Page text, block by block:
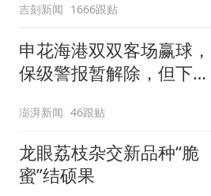
吉刻新闻 1666跟贴
申花海港双双客场赢球，
保级警报暂解除，但下一
澎湃新闻 46跟贴
龙眼荔枝杂交新品种“脆
蜜”结硕果